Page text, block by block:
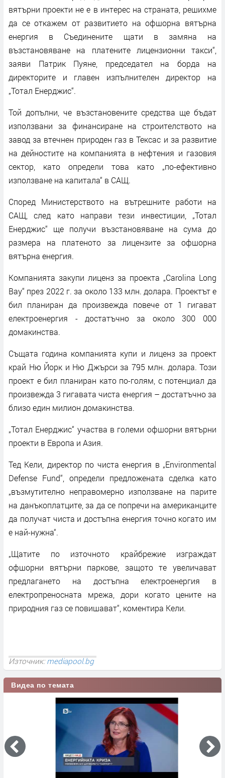
вятърни проекти не е в интерес на страната, решихме
да се откажем от развитието на офшорна вятърна
енергия в Съединените щати в замяна на
възстановяване на платените лицензионни такси“,
заяви Патрик Пуянe, председател на борда на
директорите и главен изпълнителен директор на
„Тотал Енерджис“.
Той допълни, че възстановените средства ще бъдат
използвани за финансиране на строителството на
завод за втечнен природен газ в Тексас и за развитие
на дейностите на компанията в нефтения и газовия
сектор, като определи това като „по-ефективно
използване на капитала“ в САЩ.
Според Министерството на вътрешните работи на
САЩ, след като направи тези инвестиции, „Тотал
Енерджис“ ще получи възстановяване на сума до
размера на платеното за лицензите за офшорна
вятърна енергия.
Компанията закупи лиценз за проекта „Carolina Long
Bay“ през 2022 г. за около 133 млн. долара. Проектът е
бил планиран да произвежда повече от 1 гигават
електроенергия - достатъчно за около 300 000
домакинства.
Същата година компанията купи и лиценз за проект
край Ню Йорк и Ню Джърси за 795 млн. долара. Този
проект е бил планиран като по-голям, с потенциал да
произвежда 3 гигавата чиста енергия – достатъчно за
близо един милион домакинства.
„Тотал Енерджис“ участва в големи офшорни вятърни
проекти в Европа и Азия.
Тед Кели, директор по чиста енергия в „Environmental
Defense Fund“, определи предложената сделка като
„възмутително неправомерно използване на парите
на данъкоплатците, за да се попречи на американците
да получат чиста и достъпна енергия точно когато им
е най-нужна“.
„Щатите по източното крайбрежие изграждат
офшорни вятърни паркове, защото те увеличават
предлагането на достъпна електроенергия в
електропреносната мрежа, дори когато цените на
природния газ се повишават“, коментира Кели.
Източник:mediapool.bg
Видеа по темата